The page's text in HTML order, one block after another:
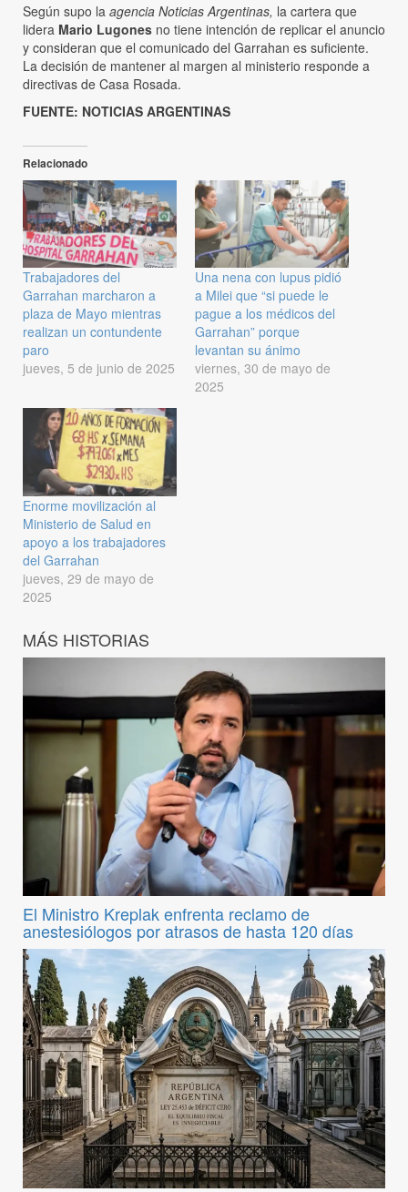
Según supo la agencia Noticias Argentinas, la cartera que
lidera Mario Lugones no tiene intención de replicar el anuncio
y consideran que el comunicado del Garrahan es suficiente.
La decisión de mantener al margen al ministerio responde a
directivas de Casa Rosada.
FUENTE: NOTICIAS ARGENTINAS
Relacionado
Trabajadores del
Garrahan marcharon a
plaza de Mayo mientras
realizan un contundente
paro
jueves, 5 de junio de 2025
Una nena con lupus pidió
a Milei que “si puede le
pague a los médicos del
Garrahan” porque
levantan su ánimo
viernes, 30 de mayo de
2025
Enorme movilización al
Ministerio de Salud en
apoyo a los trabajadores
del Garrahan
jueves, 29 de mayo de
2025
MÁS HISTORIAS
El Ministro Kreplak enfrenta reclamo de
anestesiólogos por atrasos de hasta 120 días